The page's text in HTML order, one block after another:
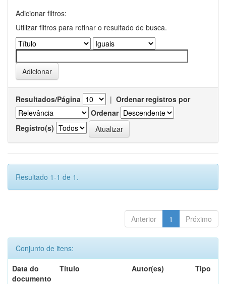
Adicionar filtros:
Utilizar filtros para refinar o resultado de busca.
Resultados/Página | Ordenar registros por
Ordenar
Registro(s)
Resultado 1-1 de 1.
Anterior 1 Próximo
Conjunto de itens:
Data do
documento
Título Autor(es) Tipo